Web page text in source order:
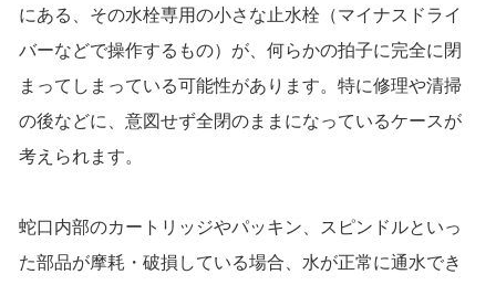
にある、その水栓専用の小さな止水栓（マイナスドライ
バーなどで操作するもの）が、何らかの拍子に完全に閉
まってしまっている可能性があります。特に修理や清掃
の後などに、意図せず全閉のままになっているケースが
考えられます。
蛇口内部のカートリッジやパッキン、スピンドルといっ
た部品が摩耗・破損している場合、水が正常に通水でき